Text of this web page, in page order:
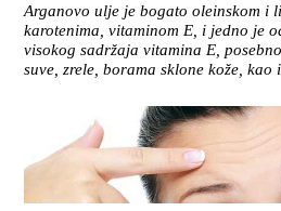
Arganovo ulje je bogato oleinskom i
karotenima, vitaminom E, i jedno je
visokog sadržaja vitamina E,
suve, zrele, borama sklone kože, kao